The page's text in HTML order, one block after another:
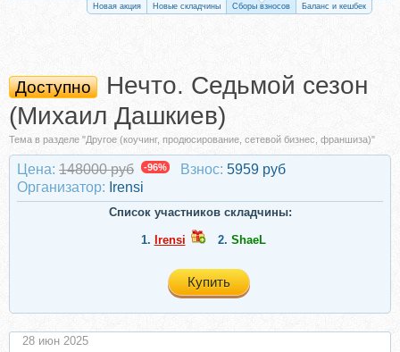
Новая акция Новые складчины Сборы взносов Баланс и кешбек
Доступно
Нечто. Седьмой сезон
(Михаил Дашкиев)
Тема в разделе "Другое (коучинг, продюсирование, сетевой бизнес, франшиза)"
Цена: 148000 руб -96% Взнос: 5959 руб
Организатор: Irensi
Список участников складчины:
1. Irensi 2. ShaeL
Купить
28 июн 2025